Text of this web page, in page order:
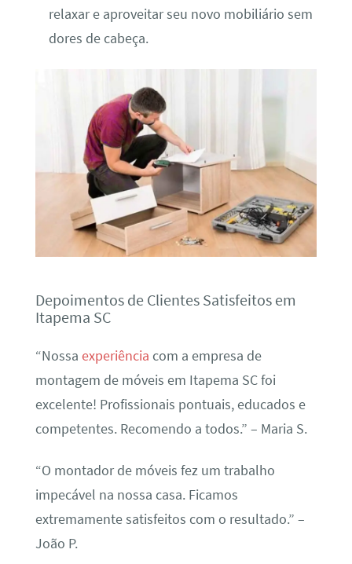
relaxar e aproveitar seu novo mobiliário sem
dores de cabeça.
Depoimentos de Clientes Satisfeitos em
Itapema SC
“Nossa experiência com a empresa de
montagem de móveis em Itapema SC foi
excelente! Profissionais pontuais, educados e
competentes. Recomendo a todos.” – Maria S.
“O montador de móveis fez um trabalho
impecável na nossa casa. Ficamos
extremamente satisfeitos com o resultado.” –
João P.